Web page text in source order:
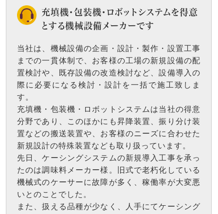
充填機・包装機・ロボットシステムを得意
とする機械設備メーカーです
当社は、機械設備の企画・設計・製作・設置工事
までの一貫体制で、お客様の工場の新規設備の配
置検討や、既存設備の改造検討など、設備導入の
際に必要になる検討・設計を一括で施工致しま
す。
充填機・包装機・ロボットシステムは当社の得意
分野であり、このほかにも昇降装置、振り分け装
置などの搬送装置や、お客様のニーズに合わせた
新規設計の特殊装置なども取り扱っています。
先日、ケーシングシステムの新規導入工事を承っ
たのは調味料メーカー様。旧式で老朽化している
機械式のケーサーに故障が多く、稼働率が大変悪
いとのことでした。
また、扱える品種が少なく、人手にてケーシング